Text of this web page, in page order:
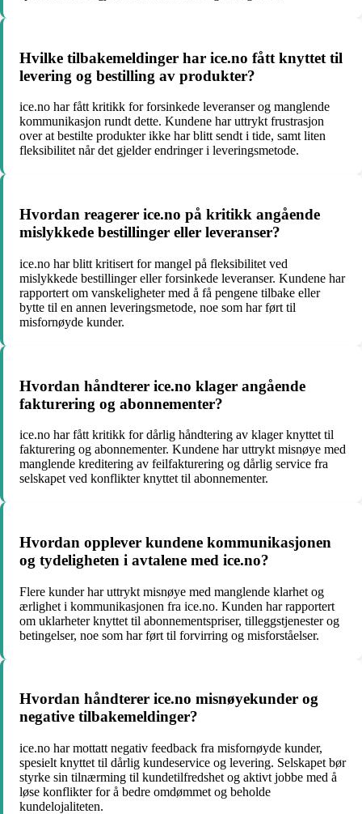
Hvilke tilbakemeldinger har ice.no fått knyttet til
levering og bestilling av produkter?
ice.no har fått kritikk for forsinkede leveranser og manglende
kommunikasjon rundt dette. Kundene har uttrykt frustrasjon
over at bestilte produkter ikke har blitt sendt i tide, samt liten
fleksibilitet når det gjelder endringer i leveringsmetode.
Hvordan reagerer ice.no på kritikk angående
mislykkede bestillinger eller leveranser?
ice.no har blitt kritisert for mangel på fleksibilitet ved
mislykkede bestillinger eller forsinkede leveranser. Kundene har
rapportert om vanskeligheter med å få pengene tilbake eller
bytte til en annen leveringsmetode, noe som har ført til
misfornøyde kunder.
Hvordan håndterer ice.no klager angående
fakturering og abonnementer?
ice.no har fått kritikk for dårlig håndtering av klager knyttet til
fakturering og abonnementer. Kundene har uttrykt misnøye med
manglende kreditering av feilfakturering og dårlig service fra
selskapet ved konflikter knyttet til abonnementer.
Hvordan opplever kundene kommunikasjonen
og tydeligheten i avtalene med ice.no?
Flere kunder har uttrykt misnøye med manglende klarhet og
ærlighet i kommunikasjonen fra ice.no. Kunden har rapportert
om uklarheter knyttet til abonnementspriser, tilleggstjenester og
betingelser, noe som har ført til forvirring og misforståelser.
Hvordan håndterer ice.no misnøyekunder og
negative tilbakemeldinger?
ice.no har mottatt negativ feedback fra misfornøyde kunder,
spesielt knyttet til dårlig kundeservice og levering. Selskapet bør
styrke sin tilnærming til kundetilfredshet og aktivt jobbe med å
løse konflikter for å bedre omdømmet og beholde
kundelojaliteten.